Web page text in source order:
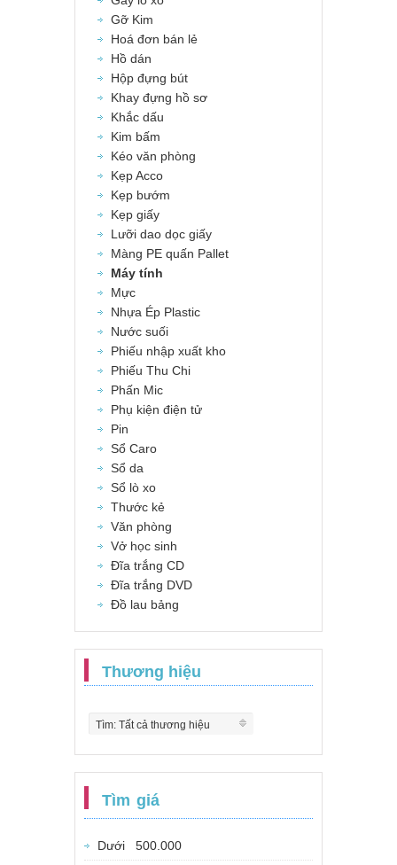
Gỡ Kim
Hoá đơn bán lẻ
Hồ dán
Hộp đựng bút
Khay đựng hồ sơ
Khắc dấu
Kim bấm
Kéo văn phòng
Kẹp Acco
Kẹp bướm
Kẹp giấy
Lưỡi dao dọc giấy
Màng PE quấn Pallet
Máy tính
Mực
Nhựa Ép Plastic
Nước suối
Phiếu nhập xuất kho
Phiếu Thu Chi
Phấn Mic
Phụ kiện điện tử
Pin
Sổ Caro
Sổ da
Sổ lò xo
Thước kẻ
Văn phòng
Vở học sinh
Đĩa trắng CD
Đĩa trắng DVD
Đồ lau bảng
Thương hiệu
Tìm: Tất cả thương hiệu
Tìm giá
Dưới 500.000